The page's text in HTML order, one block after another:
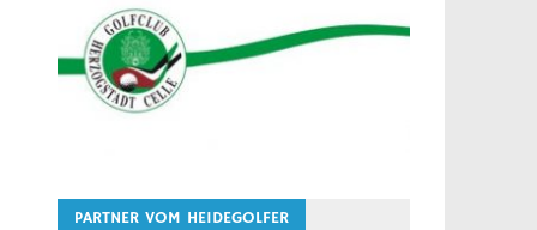
PARTNER VOM HEIDEGOLFER